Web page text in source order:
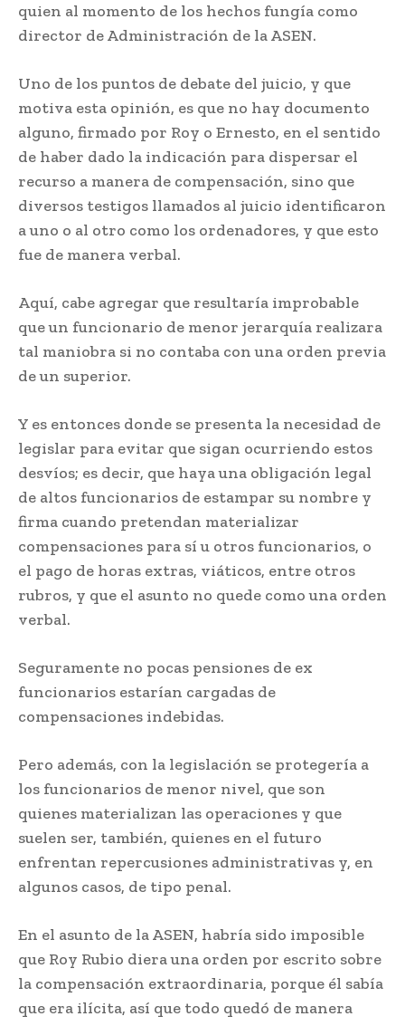
quien al momento de los hechos fungía como
director de Administración de la ASEN.
Uno de los puntos de debate del juicio, y que
motiva esta opinión, es que no hay documento
alguno, firmado por Roy o Ernesto, en el sentido
de haber dado la indicación para dispersar el
recurso a manera de compensación, sino que
diversos testigos llamados al juicio identificaron
a uno o al otro como los ordenadores, y que esto
fue de manera verbal.
Aquí, cabe agregar que resultaría improbable
que un funcionario de menor jerarquía realizara
tal maniobra si no contaba con una orden previa
de un superior.
Y es entonces donde se presenta la necesidad de
legislar para evitar que sigan ocurriendo estos
desvíos; es decir, que haya una obligación legal
de altos funcionarios de estampar su nombre y
firma cuando pretendan materializar
compensaciones para sí u otros funcionarios, o
el pago de horas extras, viáticos, entre otros
rubros, y que el asunto no quede como una orden
verbal.
Seguramente no pocas pensiones de ex
funcionarios estarían cargadas de
compensaciones indebidas.
Pero además, con la legislación se protegería a
los funcionarios de menor nivel, que son
quienes materializan las operaciones y que
suelen ser, también, quienes en el futuro
enfrentan repercusiones administrativas y, en
algunos casos, de tipo penal.
En el asunto de la ASEN, habría sido imposible
que Roy Rubio diera una orden por escrito sobre
la compensación extraordinaria, porque él sabía
que era ilícita, así que todo quedó de manera